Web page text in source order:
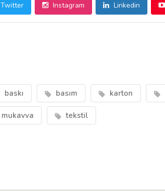
Twitter Instagram Linkedin
baskı basım karton
mukavva tekstil